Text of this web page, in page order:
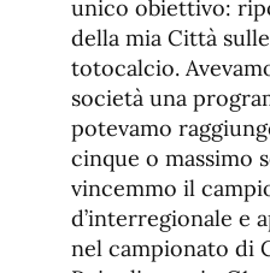
unico obiettivo:
della mia Città
totocalcio.
società una
potevamo
cinque o massimo
vincemmo il
d’interregionale e
nel campionato di